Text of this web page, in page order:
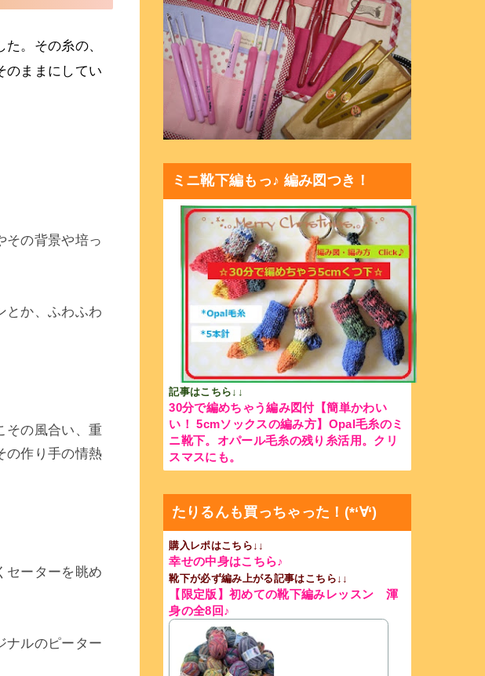
。その糸の、
のままにしてい
その背景や培っ
とか、ふわふわ
その風合い、重
の作り手の情熱
セーターを眺め
ナルのピーター
ミニ靴下編もっ♪ 編み図つき！
記事はこちら↓↓
30分で編めちゃう編み図付【簡単かわい
い！ 5cmソックスの編み方】Opal毛糸のミ
ニ靴下。オパール毛糸の残り糸活用。クリ
スマスにも。
たりるんも買っちゃった！(*‘∀‘)
購入レポはこちら↓↓
幸せの中身はこちら♪
靴下が必ず編み上がる記事はこちら↓↓
【限定版】初めての靴下編みレッスン 渾
身の全8回♪